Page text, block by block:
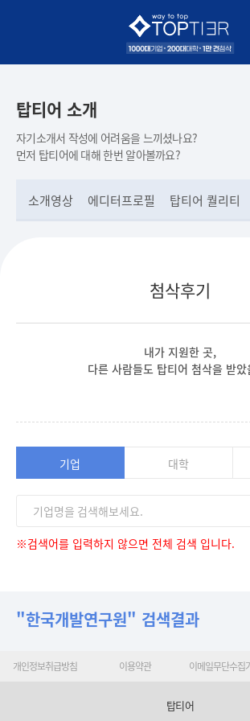
탑티어 소개
자기소개서 작성에 어려움을 느끼셨나요?
먼저 탑티어에 대해 한번 알아볼까요?
소개영상 에디터프로필 탑티어 퀄리티
첨삭후기
내가 지원한 곳,
다른 사람들도 탑티어 첨삭을 받았
기업 대학
※검색어를 입력하지 않으면 전체 검색 입니다.
"한국개발연구원" 검색결과
개인정보취급방침 이용약관 이메일무단수집
탑티어